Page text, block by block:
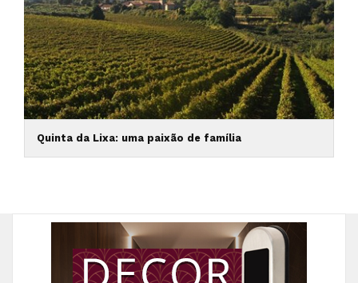
Quinta da Lixa: uma paixão de família